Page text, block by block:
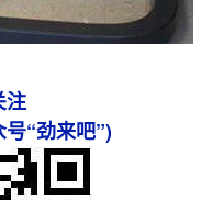
注
“劲来吧”)